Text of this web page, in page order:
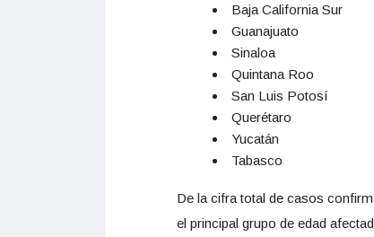
Baja California Sur
Guanajuato
Sinaloa
Quintana Roo
San Luis Potosí
Querétaro
Yucatán
Tabasco
De la cifra total de casos
el principal grupo de edad